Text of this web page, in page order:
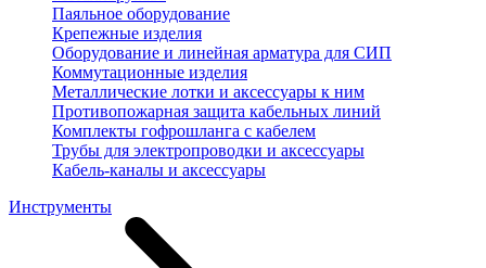
Паяльное оборудование
Крепежные изделия
Оборудование и линейная арматура для СИП
Коммутационные изделия
Металлические лотки и аксессуары к ним
Противопожарная защита кабельных линий
Комплекты гофрошланга с кабелем
Трубы для электропроводки и аксессуары
Кабель-каналы и аксессуары
Инструменты